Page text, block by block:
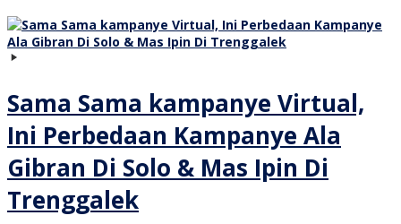
Sama Sama kampanye Virtual,
Ini Perbedaan Kampanye Ala
Gibran Di Solo & Mas Ipin Di
Trenggalek